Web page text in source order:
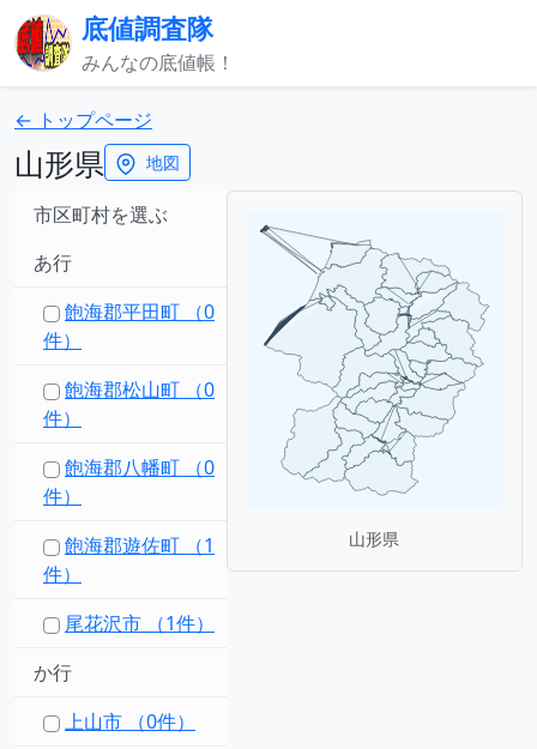
底値調査隊
みんなの底値帳！
← トップページ
山形県 地図
市区町村を選ぶ
あ行
飽海郡平田町 （0
件）
飽海郡松山町 （0
件）
飽海郡八幡町 （0
件）
飽海郡遊佐町 （1
件）
尾花沢市 （1件）
か行
上山市 （0件）
山形県